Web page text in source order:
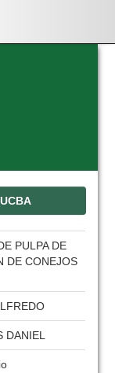
PULPA DE
DE CONEJOS
DANIEL